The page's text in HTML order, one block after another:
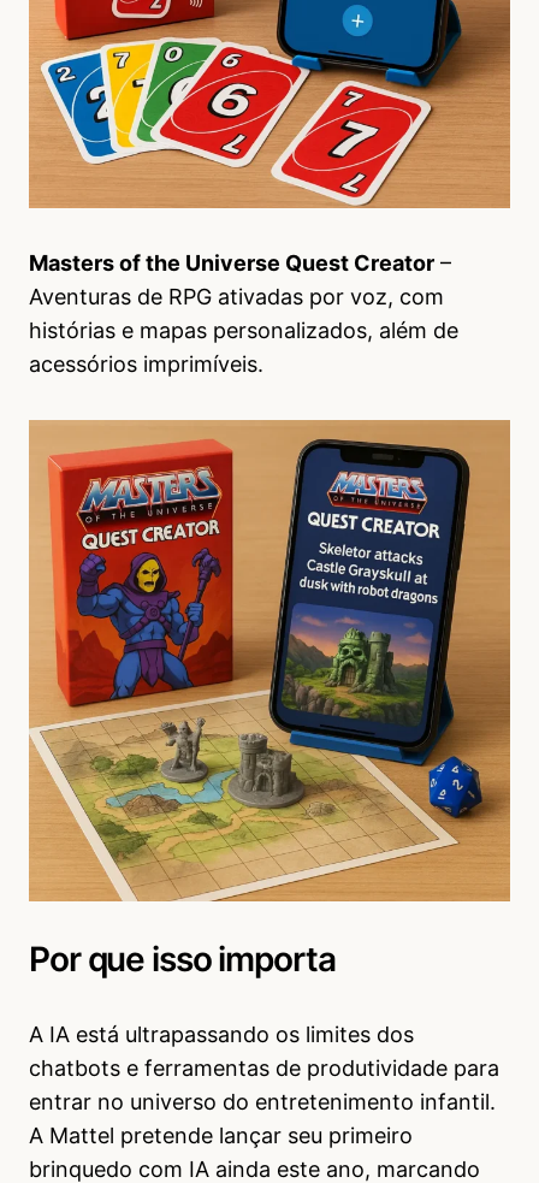
Masters of the Universe Quest Creator –
Aventuras de RPG ativadas por voz, com
histórias e mapas personalizados, além de
acessórios imprimíveis.
Por que isso importa
A IA está ultrapassando os limites dos
chatbots e ferramentas de produtividade para
entrar no universo do entretenimento infantil.
A Mattel pretende lançar seu primeiro
brinquedo com IA ainda este ano, marcando